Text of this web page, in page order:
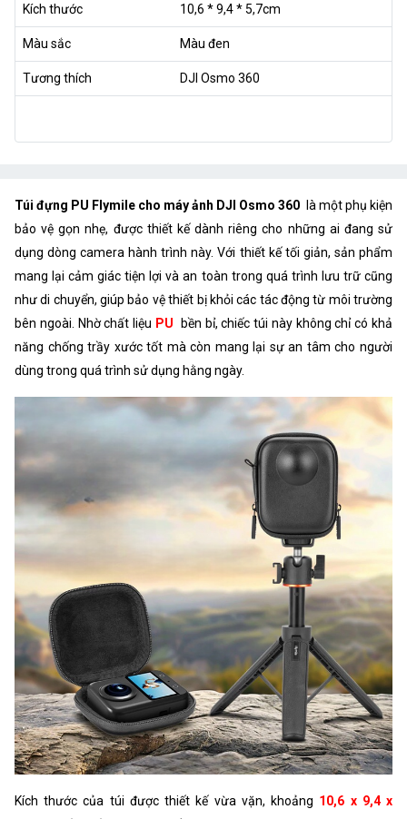
Kích thước 10,6 * 9,4 * 5,7cm
Màu sắc Màu đen
Tương thích DJI Osmo 360
Túi đựng PU Flymile cho máy ảnh DJI Osmo 360 là một phụ kiện
bảo vệ gọn nhẹ, được thiết kế dành riêng cho những ai đang sử
dụng dòng camera hành trình này. Với thiết kế tối giản, sản phẩm
mang lại cảm giác tiện lợi và an toàn trong quá trình lưu trữ cũng
như di chuyển, giúp bảo vệ thiết bị khỏi các tác động từ môi trường
bên ngoài. Nhờ chất liệu PU bền bỉ, chiếc túi này không chỉ có khả
năng chống trầy xước tốt mà còn mang lại sự an tâm cho người
dùng trong quá trình sử dụng hằng ngày.
Kích thước của túi được thiết kế vừa vặn, khoảng 10,6 x 9,4 x